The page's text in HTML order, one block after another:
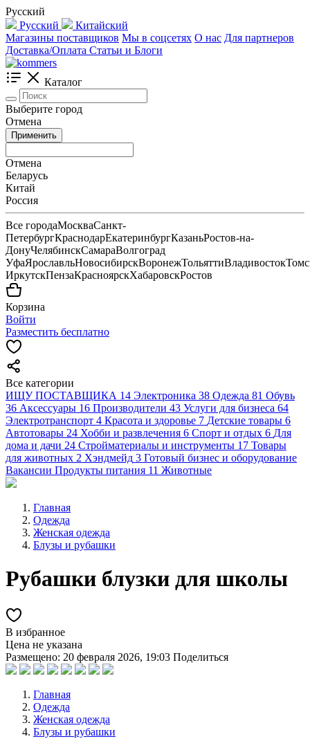
Русский
Русский
Китайский
Магазины поставщиков Мы в соцсетях О нас Для партнеров
Доставка/Оплата Статьи и Блоги
Каталог
Выберите город
Отмена
Применить
Отмена
Беларусь
Китай
Россия
Все городаМоскваСанкт-
ПетербургКраснодарЕкатеринбургКазаньРостов-на-
ДонуЧелябинскСамараВолгоград
УфаЯрославльНовосибирскВоронежТольяттиВладивосток
ИркутскПензаКрасноярскХабаровскРостов
Корзина
Войти
Разместить бесплатно
Все категории
ИЩУ ПОСТАВЩИКА 14 Электроника 38 Одежда 81 Обувь
36 Аксессуары 16 Производители 43 Услуги для бизнеса 64
Электротранспорт 4 Красота и здоровье 7 Детские товары 6
Автотовары 24 Хобби и развлечения 6 Спорт и отдых 6 Для
дома и дачи 24 Стройматериалы и инструменты 17 Товары
для животных 2 Хэндмейд 3 Готовый бизнес и оборудование
Вакансии Продукты питания 11 Животные
Главная
Одежда
Женская одежда
Блузы и рубашки
Рубашки блузки для школы
В избранное
Цена не указана
Размещено: 20 февраля 2026, 19:03 Поделиться
Главная
Одежда
Женская одежда
Блузы и рубашки